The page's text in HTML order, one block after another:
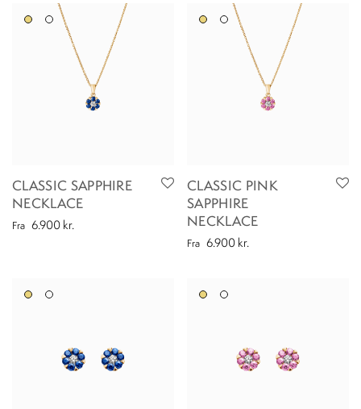
CLASSIC SAPPHIRE
NECKLACE
Fra 6.900 kr.
CLASSIC PINK
SAPPHIRE
NECKLACE
Fra 6.900 kr.